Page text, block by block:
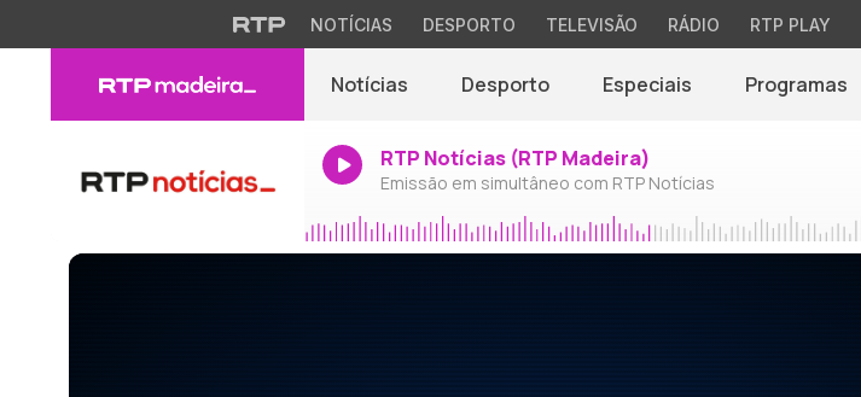
NOTÍCIAS DESPORTO TELEVISÃO RÁDIO RTP PLAY
Notícias Desporto Especiais Programas
RTP Notícias (RTP Madeira)
Emissão em simultâneo com RTP Notícias